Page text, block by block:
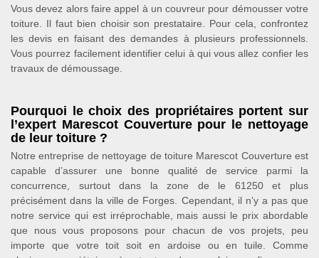
Vous devez alors faire appel à un couvreur pour démousser votre
toiture. Il faut bien choisir son prestataire. Pour cela, confrontez
les devis en faisant des demandes à plusieurs professionnels.
Vous pourrez facilement identifier celui à qui vous allez confier les
travaux de démoussage.
Pourquoi le choix des propriétaires portent sur
l’expert Marescot Couverture pour le nettoyage
de leur toiture ?
Notre entreprise de nettoyage de toiture Marescot Couverture est
capable d’assurer une bonne qualité de service parmi la
concurrence, surtout dans la zone de le 61250 et plus
précisément dans la ville de Forges. Cependant, il n’y a pas que
notre service qui est irréprochable, mais aussi le prix abordable
que nous vous proposons pour chacun de vos projets, peu
importe que votre toit soit en ardoise ou en tuile. Comme